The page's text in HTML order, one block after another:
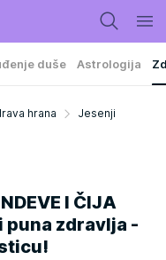
duše Astrologija
hrana
Jesenji
I ČIJA
puna zdravlja -